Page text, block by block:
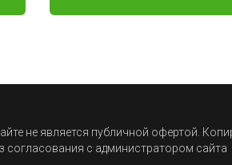
не является публичной офертой.
согласования с администратором сайта